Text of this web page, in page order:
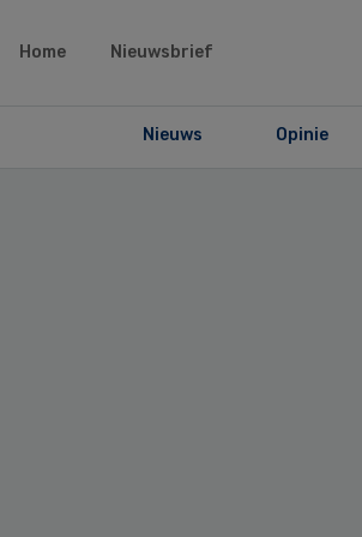
Home Nieuwsbrief
Nieuws Opinie